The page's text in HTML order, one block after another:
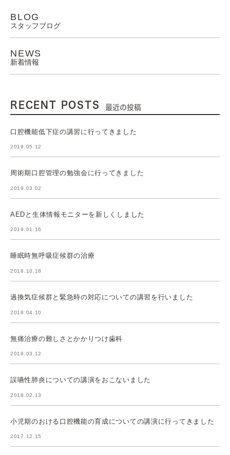
BLOG
スタッフブログ
NEWS
新着情報
RECENT POSTS 最近の投稿
口腔機能低下症の講習に行ってきました
2019.05.12
周術期口腔管理の勉強会に行ってきました
2019.03.02
AEDと生体情報モニターを新しくしました
2019.01.16
睡眠時無呼吸症候群の治療
2018.10.18
過換気症候群と緊急時の対応についての講習を行いました
2018.04.10
無痛治療の難しさとかかりつけ歯科
2018.03.12
誤嚥性肺炎についての講演をおこないました
2018.02.13
小児期のおける口腔機能の育成についての講演に行ってきました
2017.12.15